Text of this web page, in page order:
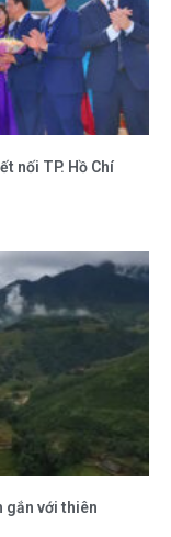
nối TP. Hồ Chí
gắn với thiên